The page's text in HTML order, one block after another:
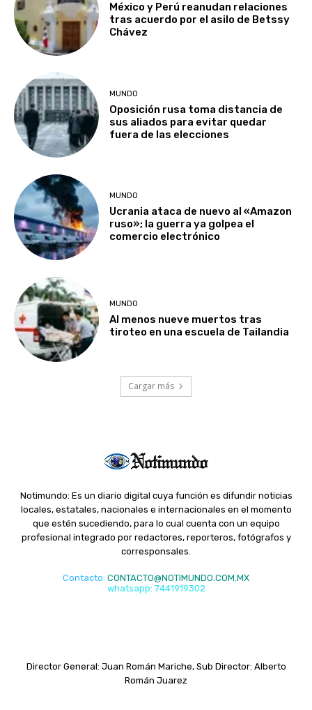
México y Perú reanudan relaciones
tras acuerdo por el asilo de Betssy
Chávez
MUNDO
Oposición rusa toma distancia de
sus aliados para evitar quedar
fuera de las elecciones
MUNDO
Ucrania ataca de nuevo al «Amazon
ruso»; la guerra ya golpea el
comercio electrónico
MUNDO
Al menos nueve muertos tras
tiroteo en una escuela de Tailandia
Cargar más
Notimundo: Es un diario digital cuya función es difundir noticias
locales, estatales, nacionales e internacionales en el momento
que estén sucediendo, para lo cual cuenta con un equipo
profesional integrado por redactores, reporteros, fotógrafos y
corresponsales.
Contacto: CONTACTO@NOTIMUNDO.COM.MX
whatsapp: 7441919302
Director General: Juan Román Mariche, Sub Director: Alberto
Román Juarez